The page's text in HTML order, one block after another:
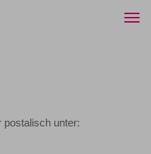
postalisch unter: